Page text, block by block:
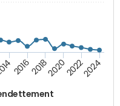
20162018202020222024